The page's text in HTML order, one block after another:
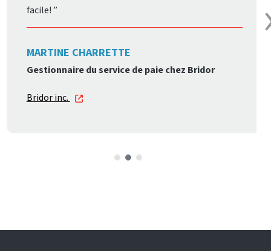
facile!
MARTINE CHARRETTE
Gestionnaire du service de paie chez Bridor
Bridor inc.